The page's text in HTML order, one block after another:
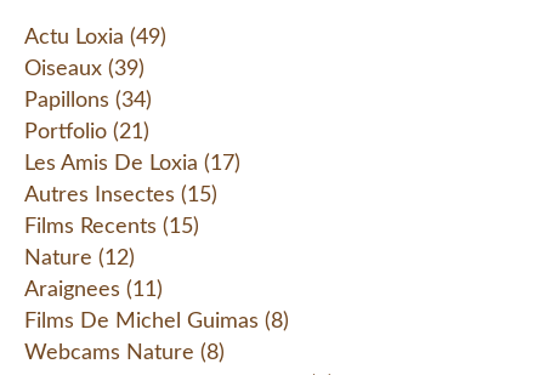
Actu Loxia (49)
Oiseaux (39)
Papillons (34)
Portfolio (21)
Les Amis De Loxia (17)
Autres Insectes (15)
Films Recents (15)
Nature (12)
Araignees (11)
Films De Michel Guimas (8)
Webcams Nature (8)